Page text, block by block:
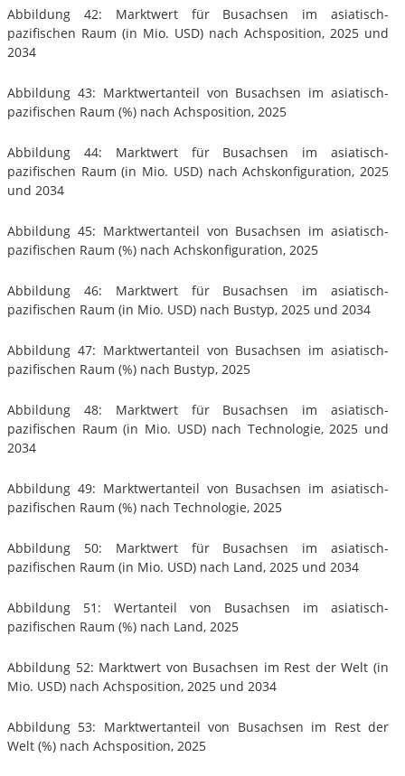
Abbildung 42: Marktwert für Busachsen im asiatisch-
pazifischen Raum (in Mio. USD) nach Achsposition, 2025 und
2034
Abbildung 43: Marktwertanteil von Busachsen im asiatisch-
pazifischen Raum (%) nach Achsposition, 2025
Abbildung 44: Marktwert für Busachsen im asiatisch-
pazifischen Raum (in Mio. USD) nach Achskonfiguration, 2025
und 2034
Abbildung 45: Marktwertanteil von Busachsen im asiatisch-
pazifischen Raum (%) nach Achskonfiguration, 2025
Abbildung 46: Marktwert für Busachsen im asiatisch-
pazifischen Raum (in Mio. USD) nach Bustyp, 2025 und 2034
Abbildung 47: Marktwertanteil von Busachsen im asiatisch-
pazifischen Raum (%) nach Bustyp, 2025
Abbildung 48: Marktwert für Busachsen im asiatisch-
pazifischen Raum (in Mio. USD) nach Technologie, 2025 und
2034
Abbildung 49: Marktwertanteil von Busachsen im asiatisch-
pazifischen Raum (%) nach Technologie, 2025
Abbildung 50: Marktwert für Busachsen im asiatisch-
pazifischen Raum (in Mio. USD) nach Land, 2025 und 2034
Abbildung 51: Wertanteil von Busachsen im asiatisch-
pazifischen Raum (%) nach Land, 2025
Abbildung 52: Marktwert von Busachsen im Rest der Welt (in
Mio. USD) nach Achsposition, 2025 und 2034
Abbildung 53: Marktwertanteil von Busachsen im Rest der
Welt (%) nach Achsposition, 2025